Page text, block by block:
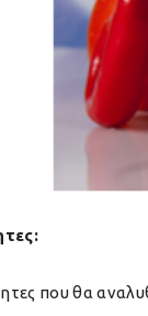
που θα